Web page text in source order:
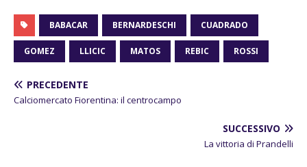
BABACAR BERNARDESCHI CUADRADO
GOMEZ LLICIC MATOS REBIC ROSSI
PRECEDENTE
Calciomercato Fiorentina: il centrocampo
SUCCESSIVO
La vittoria di Prandelli